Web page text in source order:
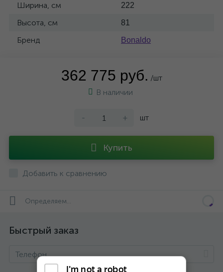
Ширина, см 222
Высота, см 81
Бренд Bonaldo
362 775 руб. /шт
В наличии
- + шт
Купить
Добавить к сравнению
Определяем...
Быстрый заказ